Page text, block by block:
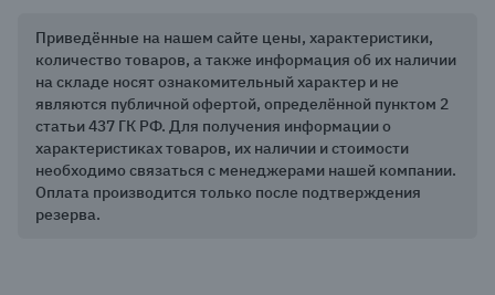
Приведённые на нашем сайте цены, характеристики,
количество товаров, а также информация об их наличии
на складе носят ознакомительный характер и не
являются публичной офертой, определённой пунктом 2
статьи 437 ГК РФ. Для получения информации о
характеристиках товаров, их наличии и стоимости
необходимо связаться с менеджерами нашей компании.
Оплата производится только после подтверждения
резерва.